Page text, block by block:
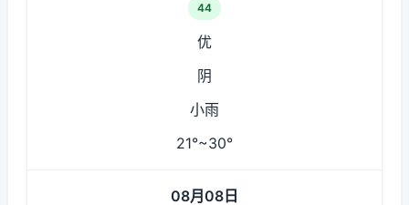
44
优
阴
小雨
21°~30°
08月08日